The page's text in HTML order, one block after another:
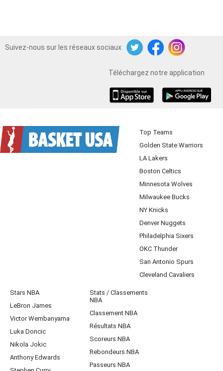
Suivez-nous sur les réseaux sociaux
TwitterFacebookInstagram
Téléchargez notre application
Top Teams
Golden State Warriors
LA Lakers
Boston Celtics
Minnesota Wolves
Milwaukee Bucks
NY Knicks
Denver Nuggets
Philadelphia Sixers
OKC Thunder
San Antonio Spurs
Cleveland Cavaliers
Stars NBA
LeBron James
Victor Wembanyama
Luka Doncic
Nikola Jokic
Anthony Edwards
Stats / Classements
NBA
Classement NBA
Résultats NBA
Scoreurs NBA
Rebondeurs NBA
Passeurs NBA